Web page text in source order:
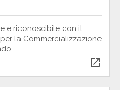
e riconoscibile con il
la Commercializzazione
open_in_new